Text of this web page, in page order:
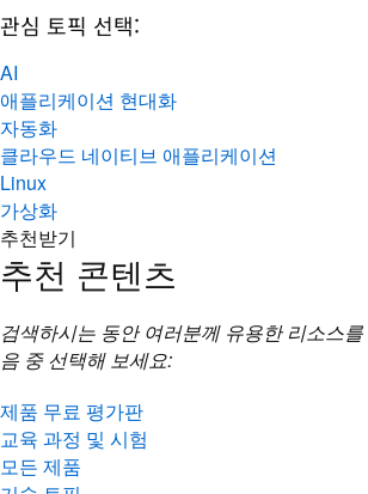
관심 토픽 선택:
AI
애플리케이션 현대화
자동화
클라우드 네이티브 애플리케이션
Linux
가상화
추천받기
추천 콘텐츠
검색하시는 동안 여러분께 유용한 리소스
음 중 선택해 보세요:
제품 무료 평가판
교육 과정 및 시험
모든 제품